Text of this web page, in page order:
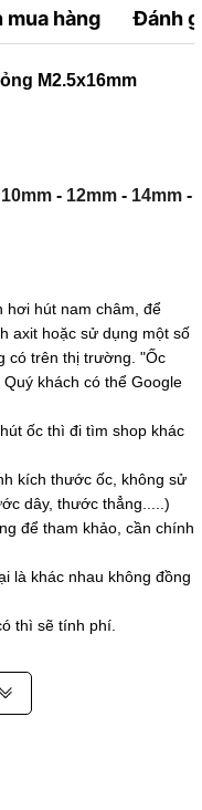
mua hàng Đánh
M2.5x16mm
10mm- 12mm- 14mm-
hơi hút nam châm, để
axit hoặc sử dụng một số
có trên thị trường. "Ốc
khách có thể Google
ốc thì đi tìm shop khác
kích thước ốc, không sử
dây, thước thẳng.....)
để tham khảo, cần chính
là khác nhau không đồng
thì sẽ tính phí.